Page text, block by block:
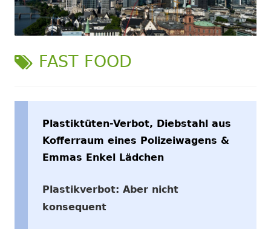
SCHLAGWORT:
FAST FOOD
Plastiktüten-Verbot, Diebstahl aus
Kofferraum eines Polizeiwagens &
Emmas Enkel Lädchen
Plastikverbot: Aber nicht
konsequent